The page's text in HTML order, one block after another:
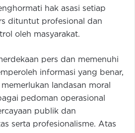
hak asasi setiap
dituntut profesional dan
oleh masyarakat.
pers dan memenuhi
informasi yang benar,
landasan moral
pedoman operasional
publik dan
serta profesionalisme. Atas